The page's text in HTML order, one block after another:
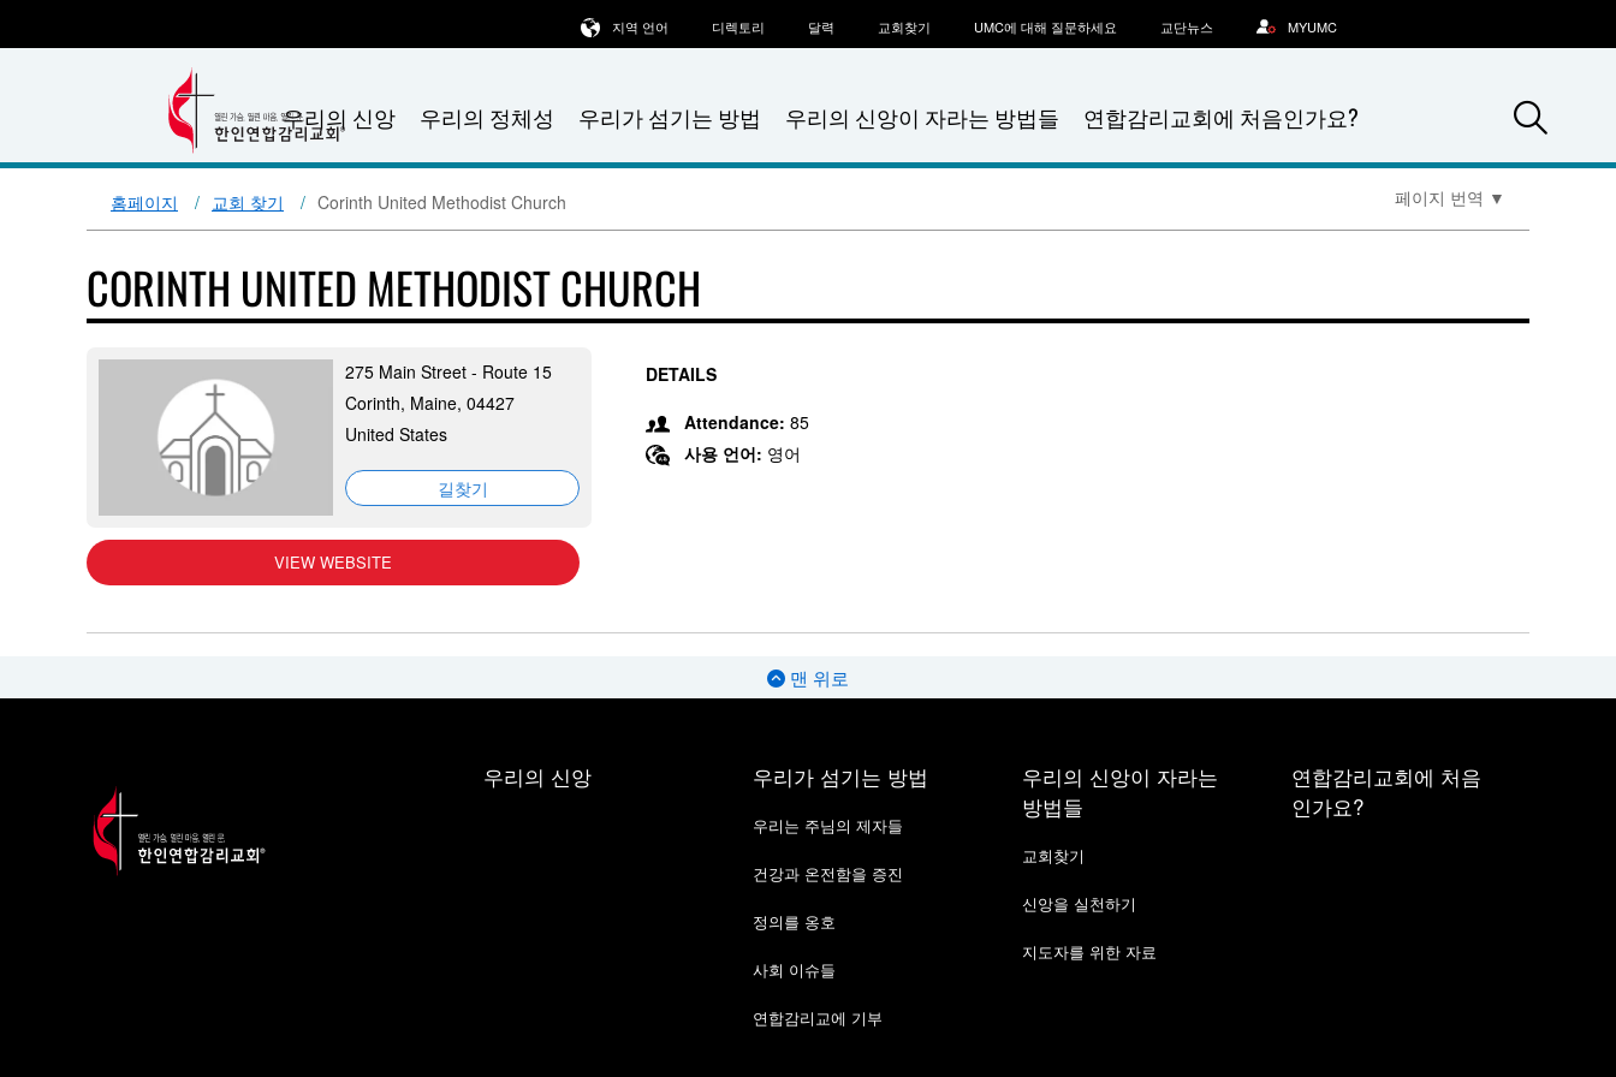
우리의 신앙 우리의 정체성 우리가 섬기는 방법 우리의 신앙이 자라는 방법들 연합감리교회에 처음인가요?
지역 언어 디렉토리 달력 교회찾기 UMC에 대해 질문하세요 교단뉴스 MYUMC
홈페이지 교회 찾기 Corinth United Methodist Church 페이지 번역 ▼
CORINTH UNITED METHODIST CHURCH
275 Main Street - Route 15
Corinth, Maine, 04427
United States
길찾기
VIEW WEBSITE
DETAILS
Attendance: 85
사용 언어: 영어
맨 위로
우리의 신앙 우리가 섬기는 방법
우리는 주님의 제자들
건강과 온전함을 증진
정의를 옹호
사회 이슈들
연합감리교에 기부
우리의 신앙이 자라는
방법들
교회찾기
신앙을 실천하기
지도자를 위한 자료
연합감리교회에 처음
인가요?